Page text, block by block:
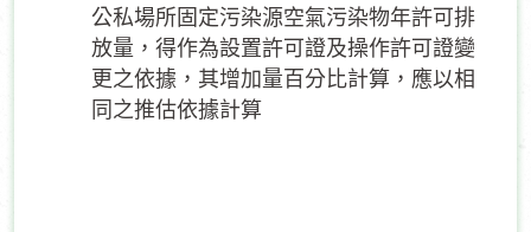
公私場所固定污染源空氣污染物年許可排
放量，得作為設置許可證及操作許可證變
更之依據，其增加量百分比計算，應以相
同之推估依據計算